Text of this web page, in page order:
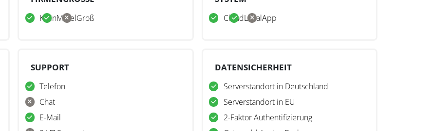
KleinMittelGroß CloudLokalApp
SUPPORT
Telefon
Chat
E-Mail
DATENSICHERHEIT
Serverstandort in Deutschland
Serverstandort in EU
2-Faktor Authentifizierung